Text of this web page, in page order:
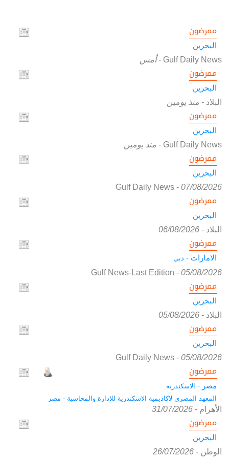
ممرضون
البحرين
Gulf Daily News
-أمس
ممرضون
البحرين
البلاد - منذ يومين
ممرضون
البحرين
Gulf Daily News
- منذ يومين
ممرضون
البحرين
Gulf Daily News- 07/08/2026
ممرضون
البحرين
البلاد -
06/08/2026
ممرضون
الامارات - دبي
Gulf News-Last Edition - 05/08/2026
ممرضون
البحرين
البلاد -
05/08/2026
ممرضون
البحرين
Gulf Daily News- 05/08/2026
ممرضون
مصر - الاسكندرية
المعهد المصري لاكاديمية الاسكندرية للادارة والمحاسبة - مصر
الأهرام -
31/07/2026
ممرضون
البحرين
الوطن -
26/07/2026